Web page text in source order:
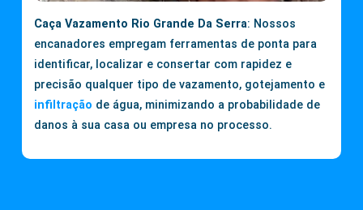
Caça Vazamento Rio Grande Da Serra: Nossos
encanadores empregam ferramentas de ponta para
identificar, localizar e consertar com rapidez e
precisão qualquer tipo de vazamento, gotejamento e
infiltração de água, minimizando a probabilidade de
danos à sua casa ou empresa no processo.